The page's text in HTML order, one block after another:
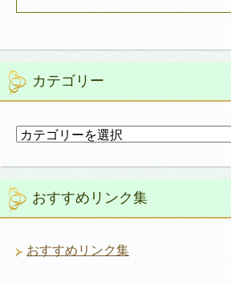
カテゴリー
カ
ゴ
リ
ー おすすめリンク集
おすすめリンク集